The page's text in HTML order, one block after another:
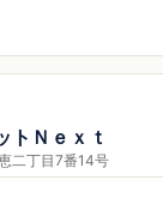
トＮｅｘｔ
二丁目7番14号